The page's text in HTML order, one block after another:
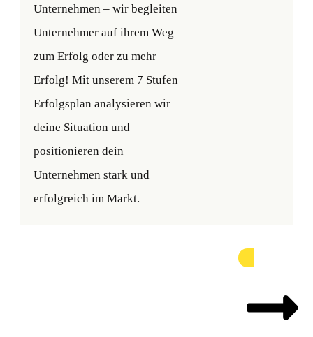
Unternehmen – wir begleiten
Unternehmer auf ihrem Weg
zum Erfolg oder zu mehr
Erfolg! Mit unserem 7 Stufen
Erfolgsplan analysieren wir
deine Situation und
positionieren dein
Unternehmen stark und
erfolgreich im Markt.